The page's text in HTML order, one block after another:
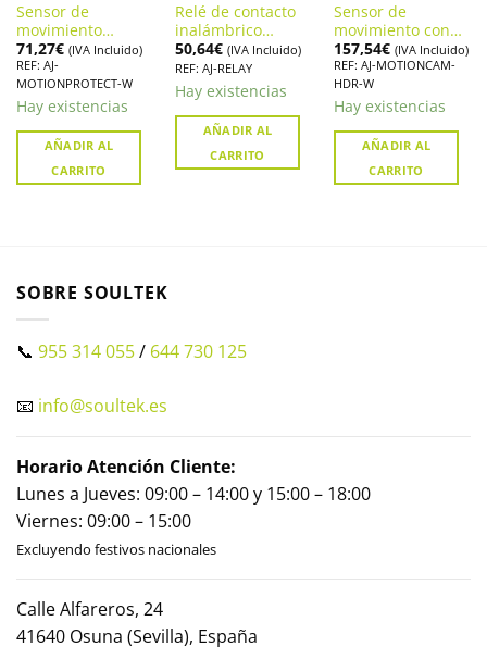
Sensor de
movimiento
inalámbrico
alarma AJAX
MOTIONPROTECT
71,27€ (IVA Incluido)
REF: AJ-
MOTIONPROTECT-W
Hay existencias
AÑADIR AL
CARRITO
Relé de contacto
inalámbrico
alarma AJAX
RELAY(AJ-RELAY)
50,64€ (IVA Incluido)
REF: AJ-RELAY
Hay existencias
AÑADIR AL
CARRITO
Sensor de
movimiento con
cámara AJAX
MOTIONCAM HDR
157,54€ (IVA Incluido)
REF: AJ-MOTIONCAM-
HDR-W
Hay existencias
AÑADIR AL
CARRITO
SOBRE SOULTEK
📞 955 314 055/ 644 730 125
📧 info@soultek.es
Horario Atención Cliente:
Lunes a Jueves: 09:00 – 14:00 y 15:00 – 18:00
Viernes: 09:00 – 15:00
Excluyendo festivos nacionales
Calle Alfareros, 24
41640 Osuna (Sevilla), España